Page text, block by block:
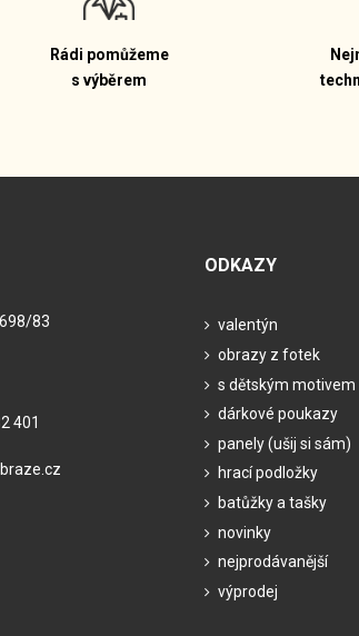
Rádi pomůžeme
s výběrem
83
401
ODKAZY
valentýn
obrazy z fotek
s dětským motivem
dárkové poukazy
panely (ušij si sám)
hrací podložky
batůžky a tašky
novinky
nejprodávanější
výprodej